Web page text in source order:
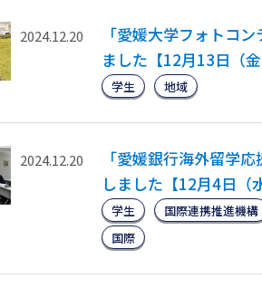
2024.12.20
「愛媛大学フォトコ
ました【12月13日（金
学生 地域
2024.12.20
「愛媛銀行海外留学
しました【12月4日（
学生 国際連携推進機構
国際